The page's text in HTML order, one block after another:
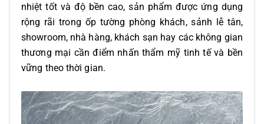
nhiệt tốt và độ bền cao, sản phẩm được ứng dụng
rộng rãi trong ốp tường phòng khách, sảnh lễ tân,
showroom, nhà hàng, khách sạn hay các không gian
thương mại cần điểm nhấn thẩm mỹ tinh tế và bền
vững theo thời gian.